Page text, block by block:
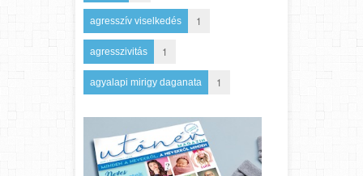
agresszív viselkedés 1
agresszivitás 1
agyalapi mirigy daganata 1